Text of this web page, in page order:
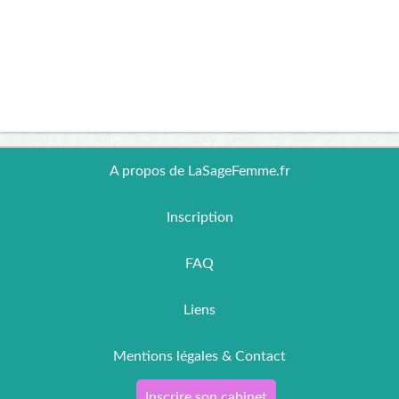
A propos de LaSageFemme.fr
Inscription
FAQ
Liens
Mentions légales & Contact